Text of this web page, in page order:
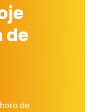
de
de